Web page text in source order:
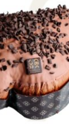
AL CARRELLO